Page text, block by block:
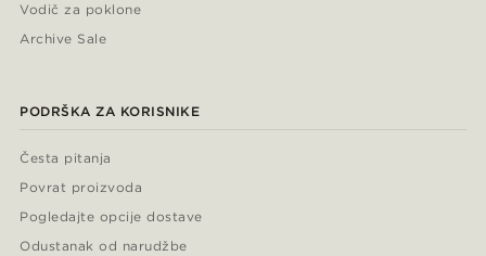
Vodič za poklone
Archive Sale
PODRŠKA ZA KORISNIKE
Česta pitanja
Povrat proizvoda
Pogledajte opcije dostave
Odustanak od narudžbe